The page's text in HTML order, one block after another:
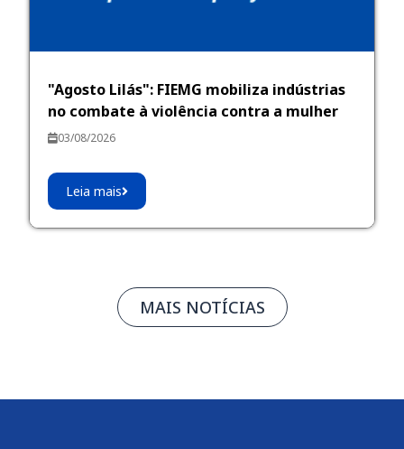
"Agosto Lilás": FIEMG mobiliza indústrias
no combate à violência contra a mulher
03/08/2026
Leia mais
MAIS NOTÍCIAS